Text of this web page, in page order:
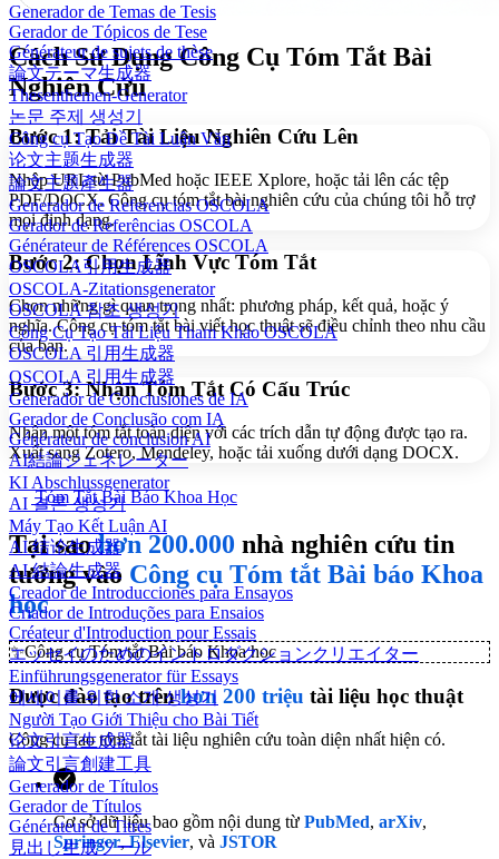
Generador de Temas de Tesis
Gerador de Tópicos de Tese
Générateur de sujets de thèse
論文テーマ生成器
Thesenthemen-Generator
논문 주제 생성기
Công cụ Tạo Đề Tài Luận Văn
论文主题生成器
論文主題產生器
Generador de Referencias OSCOLA
Gerador de Referências OSCOLA
Générateur de Références OSCOLA
OSCOLA引用生成器
OSCOLA-Zitationsgenerator
OSCOLA 참조 생성기
Công Cụ Tạo Tài Liệu Tham Khảo OSCOLA
OSCOLA 引用生成器
OSCOLA 引用生成器
Generador de Conclusiones de IA
Gerador de Conclusão com IA
Générateur de conclusion AI
AI結論ジェネレーター
KI Abschlussgenerator
AI 결론 생성기
Máy Tạo Kết Luận AI
AI 结论生成器
AI 結論生成器
Creador de Introducciones para Ensayos
Criador de Introduções para Ensaios
Créateur d'Introduction pour Essais
エッセイのためのイントロダクションクリエイター
Einführungsgenerator für Essays
에세이를 위한 소개 생성기
Người Tạo Giới Thiệu cho Bài Tiết
论文引言生成器
論文引言創建工具
Generador de Títulos
Gerador de Títulos
Générateur de Titres
見出し生成ツール
Cách Sử Dụng Công Cụ Tóm Tắt Bài
Nghiên Cứu
Bước 1: Tải Tài Liệu Nghiên Cứu Lên
Nhập URL từ PubMed hoặc IEEE Xplore, hoặc tải lên các tệp
PDF/DOCX. Công cụ tóm tắt bài nghiên cứu của chúng tôi hỗ trợ
mọi định dạng.
Bước 2: Chọn Lĩnh Vực Tóm Tắt
Chọn những gì quan trọng nhất: phương pháp, kết quả, hoặc ý
nghĩa. Công cụ tóm tắt bài viết học thuật sẽ điều chỉnh theo nhu cầu
của bạn.
Bước 3: Nhận Tóm Tắt Có Cấu Trúc
Nhận một tóm tắt toàn diện với các trích dẫn tự động được tạo ra.
Xuất sang Zotero, Mendeley, hoặc tải xuống dưới dạng DOCX.
Tóm Tắt Bài Báo Khoa Học
Tại saohơn 200.000 nhà nghiên cứu tin
tưởng vào Công cụ Tóm tắt Bài báo Khoa
học
✨Công cụ Tóm tắt Bài báo Khoa học
Được đào tạo trênhơn 200 triệu tài liệu học thuật
Công cụ tạo tóm tắt tài liệu nghiên cứu toàn diện nhất hiện có.
Cơ sở dữ liệu bao gồm nội dung từ PubMed, arXiv,
Springer,Elsevier, và JSTOR